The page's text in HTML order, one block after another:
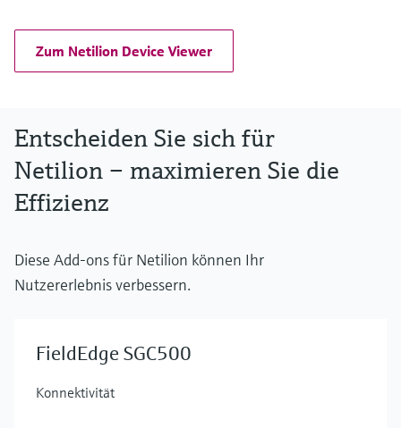
Zum Netilion Device Viewer
Entscheiden Sie sich für
Netilion – maximieren Sie die
Effizienz
Diese Add-ons für Netilion können Ihr
Nutzererlebnis verbessern.
FieldEdge SGC500
Konnektivität